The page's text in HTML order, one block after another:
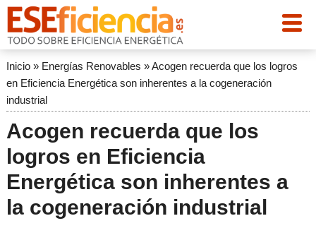
Inicio» Energías Renovables »Acogen recuerda que los logros
en Eficiencia Energética son inherentes a la cogeneración
industrial
Acogen recuerda que los
logros en Eficiencia
Energética son inherentes a
la cogeneración industrial